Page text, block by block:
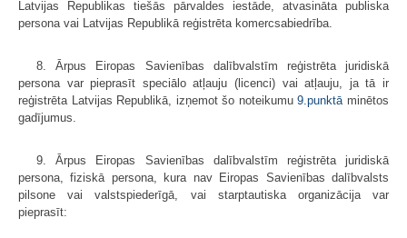
Latvijas Republikas tiešās pārvaldes iestāde, atvasināta publiska
persona vai Latvijas Republikā reģistrēta komercsabiedrība.
8. Ārpus Eiropas Savienības dalībvalstīm reģistrēta juridiskā
persona var pieprasīt speciālo atļauju (licenci) vai atļauju, ja tā ir
reģistrēta Latvijas Republikā, izņemot šo noteikumu9.punktā minētos
gadījumus.
9. Ārpus Eiropas Savienības dalībvalstīm reģistrēta juridiskā
persona, fiziskā persona, kura nav Eiropas Savienības dalībvalsts
pilsone vai valstspiederīgā, vai starptautiska organizācija var
pieprasīt: